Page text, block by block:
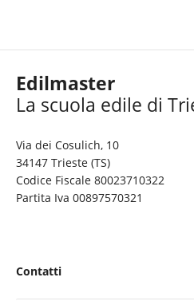
Edilmaster
Via dei Cosulich, 10
34147 Trieste (TS)
Codice Fiscale 80023710322
Partita Iva 00897570321
Contatti